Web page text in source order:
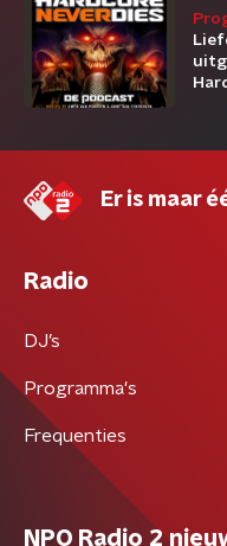
Er is maar
Radio
DJ’s
Programma's
Frequenties
NPO Radio 2